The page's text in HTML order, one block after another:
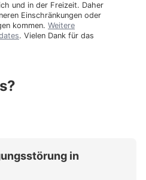
und in der Freizeit. Daher
Einschränkungen oder
kommen. Weitere
. Vielen Dank für das
in